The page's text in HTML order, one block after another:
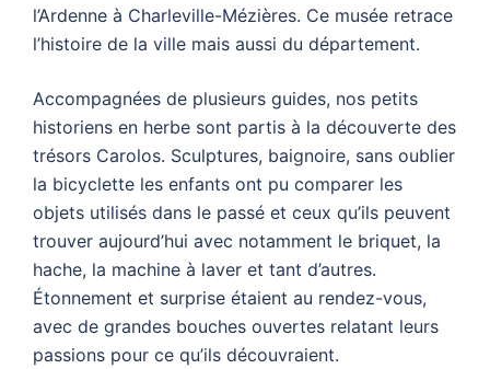
l’Ardenne à Charleville-Mézières. Ce musée retrace
l’histoire de la ville mais aussi du département.
Accompagnées de plusieurs guides, nos petits
historiens en herbe sont partis à la découverte des
trésors Carolos. Sculptures, baignoire, sans oublier
la bicyclette les enfants ont pu comparer les
objets utilisés dans le passé et ceux qu’ils peuvent
trouver aujourd’hui avec notamment le briquet, la
hache, la machine à laver et tant d’autres.
Étonnement et surprise étaient au rendez-vous,
avec de grandes bouches ouvertes relatant leurs
passions pour ce qu’ils découvraient.